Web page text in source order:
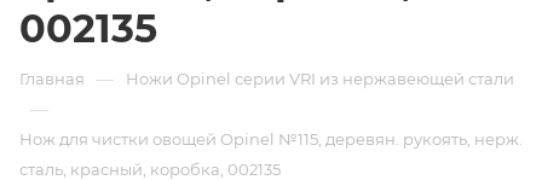
002135
Главная — Ножи Opinel серии VRI из нержавеющей стали
—
Нож для чистки овощей Opinel №115, деревян. рукоять, нерж.
сталь, красный, коробка, 002135